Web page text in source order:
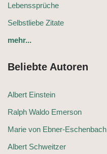
Lebenssprüche
Selbstliebe Zitate
mehr...
Beliebte Autoren
Albert Einstein
Ralph Waldo Emerson
Marie von Ebner-Eschenbach
Albert Schweitzer